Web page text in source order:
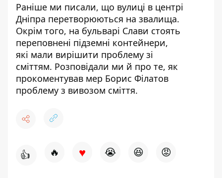
Раніше ми писали, що вулиці в центрі
Дніпра перетворюються на звалища.
Окрім того, на бульварі Слави стоять
переповнені підземні контейнери,
які мали вирішити проблему зі
сміттям. Розповідали ми й про те, як
прокоментував мер Борис Філатов
проблему з вивозом сміття.
👍 🔥 ♥ 😭 😆 😡